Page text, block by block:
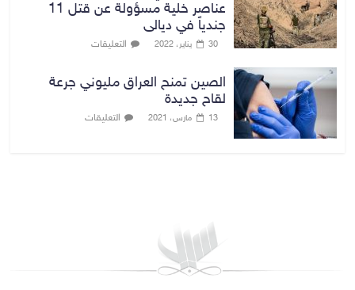
عناصر خلية مسؤولة عن قتل 11
جندياً في ديالى
30 يناير، 2022 التعليقات
الصين تمنح العراق مليوني جرعة
لقاح جديدة
13 مارس، 2021 التعليقات